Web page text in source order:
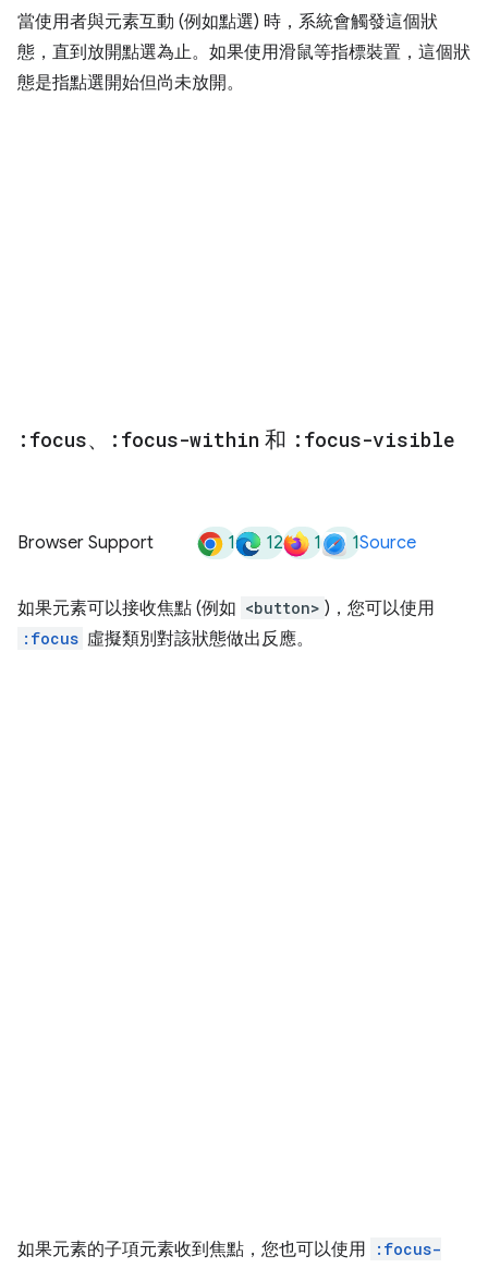
當使用者與元素互動 (例如點選) 時，系統會觸發這個狀
態，直到放開點選為止。如果使用滑鼠等指標裝置，這個狀
態是指點選開始但尚未放開。
:focus、 :focus-within 和 :focus-visible
Browser Support 1 12 1 1Source
如果元素可以接收焦點 (例如 <button> )，您可以使用
:focus 虛擬類別對該狀態做出反應。
如果元素的子項元素收到焦點，您也可以使用 :focus-